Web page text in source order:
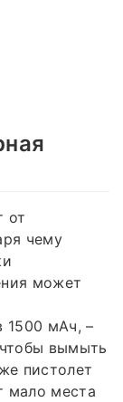
от
чему
может
1500 мАч, –
вымыть
пистолет
мало места